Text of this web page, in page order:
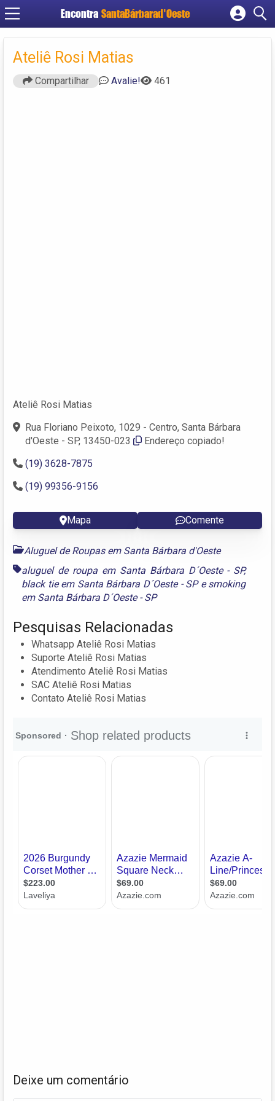
Encontra SantaBárbarad'Oeste
Cadastrar empresa
Criar conta
Ateliê Rosi Matias
Compartilhar Avalie! 461
Ateliê Rosi Matias
Rua Floriano Peixoto, 1029 - Centro, Santa Bárbara
d'Oeste - SP, 13450-023
Endereço copiado!
(19) 3628-7875
(19) 99356-9156
Mapa Comente
Aluguel de Roupas em Santa Bárbara d'Oeste
aluguel de roupa em Santa Bárbara D´Oeste - SP,
black tie em Santa Bárbara D´Oeste - SPesmoking
em Santa Bárbara D´Oeste - SP
Pesquisas Relacionadas
Whatsapp Ateliê Rosi Matias
Suporte Ateliê Rosi Matias
Atendimento Ateliê Rosi Matias
SAC Ateliê Rosi Matias
Contato Ateliê Rosi Matias
Deixe um comentário